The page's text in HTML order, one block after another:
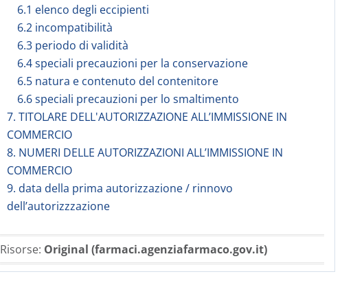
6.1 elenco degli eccipienti
6.2 incompatibilità
6.3 periodo di validità
6.4 speciali precauzioni per la conservazione
6.5 natura e contenuto del contenitore
6.6 speciali precauzioni per lo smaltimento
7. TITOLARE DELL'AUTORIZZAZIONE ALL’IMMISSIONE IN
COMMERCIO
8. NUMERI DELLE AUTORIZZAZIONI ALL’IMMISSIONE IN
COMMERCIO
9. data della prima autorizzazione / rinnovo
dell’autorizzzazione
Risorse: Original (farmaci.agenziafarmaco.gov.it)